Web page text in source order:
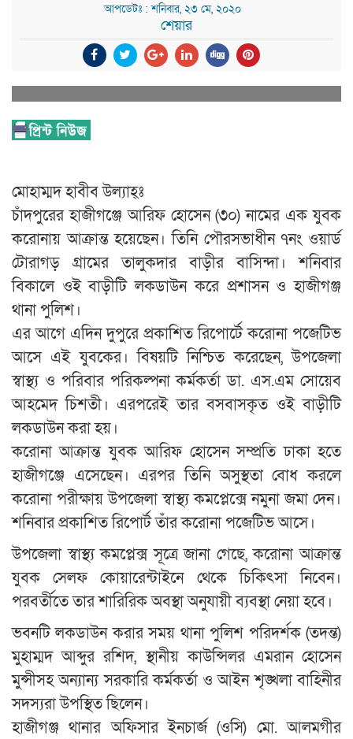
আপডেটঃ : শনিবার, ২৩ মে, ২০২০
শেয়ার
মোহাম্মদ হাবীব উল্যাহ্ঃ
চাঁদপুরের হাজীগঞ্জে আরিফ হোসেন (৩০) নামের এক যুবক
করোনায় আক্রান্ত হয়েছেন। তিনি পৌরসভাধীন ৭নং ওয়ার্ড
টোরাগড় গ্রামের তালুকদার বাড়ীর বাসিন্দা। শনিবার
বিকালে ওই বাড়ীটি লকডাউন করে প্রশাসন ও হাজীগঞ্জ
থানা পুলিশ।
এর আগে এদিন দুপুরে প্রকাশিত রিপোর্টে করোনা পজেটিভ
আসে এই যুবকের। বিষয়টি নিশ্চিত করেছেন, উপজেলা
স্বাস্থ্য ও পরিবার পরিকল্পনা কর্মকর্তা ডা. এস.এম সোয়েব
আহমেদ চিশতী। এরপরেই তার বসবাসকৃত ওই বাড়ীটি
লকডাউন করা হয়।
করোনা আক্রান্ত যুবক আরিফ হোসেন সম্প্রতি ঢাকা হতে
হাজীগঞ্জে এসেছেন। এরপর তিনি অসুস্থতা বোধ করলে
করোনা পরীক্ষায় উপজেলা স্বাস্থ্য কমপ্লেক্সে নমুনা জমা দেন।
শনিবার প্রকাশিত রিপোর্ট তাঁর করোনা পজেটিভ আসে।
উপজেলা স্বাস্থ্য কমপ্লেক্স সূত্রে জানা গেছে, করোনা আক্রান্ত
যুবক সেলফ কোয়ারেন্টাইনে থেকে চিকিৎসা নিবেন।
পরবর্তীতে তার শারিরিক অবস্থা অনুযায়ী ব্যবস্থা নেয়া হবে।
ভবনটি লকডাউন করার সময় থানা পুলিশ পরিদর্শক (তদন্ত)
মুহাম্মদ আব্দুর রশিদ, স্থানীয় কাউন্সিলর এমরান হোসেন
মুন্সীসহ অন্যান্য সরকারি কর্মকর্তা ও আইন শৃঙ্খলা বাহিনীর
সদস্যরা উপস্থিত ছিলেন।
হাজীগঞ্জ থানার অফিসার ইনচার্জ (ওসি) মো. আলমগীর